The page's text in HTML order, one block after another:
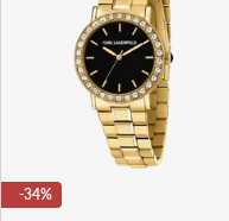
-34%